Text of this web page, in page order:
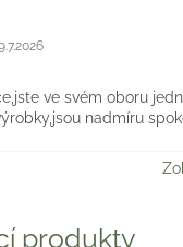
produkty
Hodnocení obchodu je 5 z
ve svém oboru
nadmíru